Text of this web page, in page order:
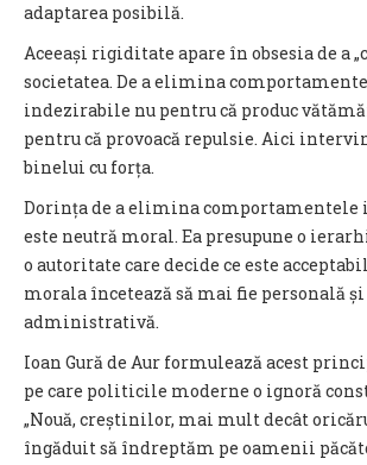
adaptarea posibilă.
Aceeași rigiditate apare în obsesia de a
societatea. De a elimina
indezirabile nu pentru că produc
pentru că provoacă repulsie. Aici
binelui cu forța.
Dorința de a elimina comportamentele
este neutră moral. Ea presupune o
o autoritate care decide ce este
morala încetează să mai fie personală
administrativă.
Ioan Gură de Aur formulează acest
pe care politicile moderne o ignoră
„Nouă, creștinilor, mai mult decât
îngăduit să îndreptăm pe oamenii